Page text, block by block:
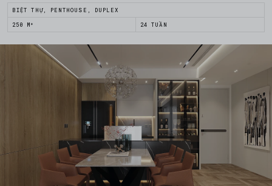
BIỆT THỰ, PENTHOUSE, DUPLEX
250 M² 24 TUẦN